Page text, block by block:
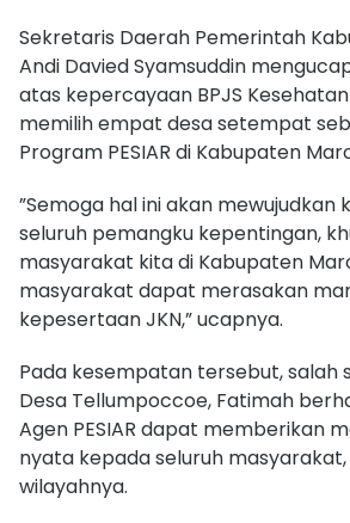
Sekretaris Daerah Pemerintah
Andi Davied Syamsuddin
atas kepercayaan BPJS
memilih empat desa setempat
Program PESIAR di Kabupaten
”Semoga hal ini akan mewujudkan
seluruh pemangku kepentingan,
masyarakat kita di Kabupaten
masyarakat dapat merasakan
kepesertaan JKN,” ucapnya.
Pada kesempatan tersebut, salah
Desa Tellumpoccoe, Fatimah
Agen PESIAR dapat memberikan
nyata kepada seluruh masyarakat,
wilayahnya.